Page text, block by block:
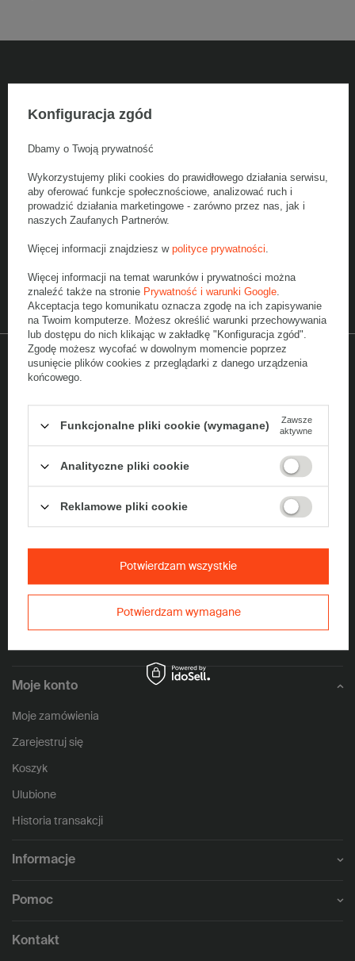
Dołącz do newslettera, odbierz jednorazowy kod na zakupy i bądź na
Podaj swój adres e-mail
otrzymywać Newsletter z informacjami o promocjach i ofertach z
wykorzystaniem adresu e-mail. Rozwiń
Wyróżnienia
5 / 5
Moje konto
Moje zamówienia
Zarejestruj się
Koszyk
Ulubione
Historia transakcji
Informacje
Pomoc
Kontakt
Konfiguracja zgód
Dbamy o Twoją prywatność
Wykorzystujemy pliki cookies do prawidłowego działania serwisu,
aby oferować funkcje społecznościowe, analizować ruch i
prowadzić działania marketingowe - zarówno przez nas, jak i
naszych Zaufanych Partnerów.
Więcej informacji znajdziesz w polityce prywatności.
Więcej informacji na temat warunków i prywatności można
znaleźć także na stronie Prywatność i warunki Google.
Akceptacja tego komunikatu oznacza zgodę na ich zapisywanie
na Twoim komputerze. Możesz określić warunki przechowywania
lub dostępu do nich klikając w zakładkę "Konfiguracja zgód".
Zgodę możesz wycofać w dowolnym momencie poprzez
usunięcie plików cookies z przeglądarki z danego urządzenia
końcowego.
Funkcjonalne pliki cookie (wymagane)
Zawsze
aktywne
Analityczne pliki cookie
Reklamowe pliki cookie
Potwierdzam wymagane
Potwierdzam wszystkie